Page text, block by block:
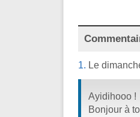
1. Le
Ayidihooo !
Bonjour à